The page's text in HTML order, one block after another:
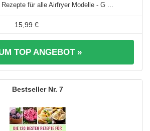
für alle Airfryer Modelle - G ...
15,99 €
TOP ANGEBOT »
7